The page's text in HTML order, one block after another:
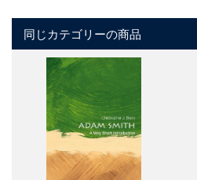
同じカテゴリーの商品